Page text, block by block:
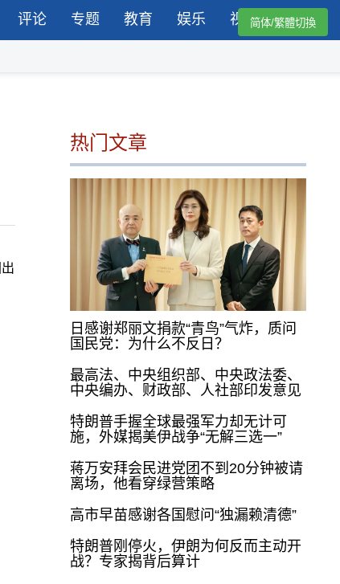
评论 专题 教育 娱乐 视频简体/繁體切換
热门文章
日感谢郑丽文捐款“青鸟”气炸，质问
国民党：为什么不反日？
最高法、中央组织部、中央政法委、
中央编办、财政部、人社部印发意见
特朗普手握全球最强军力却无计可
施，外媒揭美伊战争“无解三选一”
蒋万安拜会民进党团不到20分钟被请
离场，他看穿绿营策略
高市早苗感谢各国慰问“独漏赖清德”
特朗普刚停火，伊朗为何反而主动开
战？专家揭背后算计